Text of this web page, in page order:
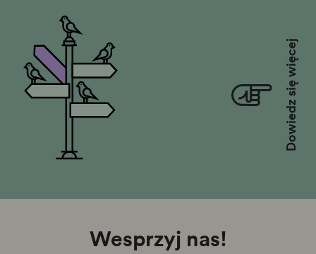
Dowiedz się więcej
Wesprzyj nas!